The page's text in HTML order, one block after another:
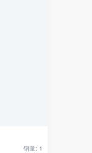
销量: 1